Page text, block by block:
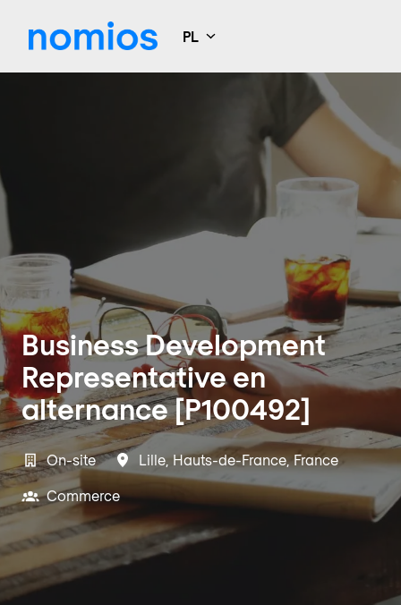
zawartościStrona główna PL
Business Development
Representative en
alternance [P100492]
On-site Lille, Hauts-de-France, France
Commerce